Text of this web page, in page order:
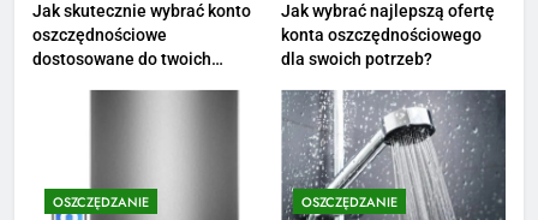
Ile zarabia florysta — średnie
zarobki, dodatki i sposoby na
Ile zarabia nauczyciel
matematyki: średnie zarobki,
Jak skutecznie wybrać konto
oszczędnościowe
dostosowane do twoich
Jak wybrać najlepszą ofertę
konta oszczędnościowego
dla swoich potrzeb?
OSZCZĘDZANIE OSZCZĘDZANIE